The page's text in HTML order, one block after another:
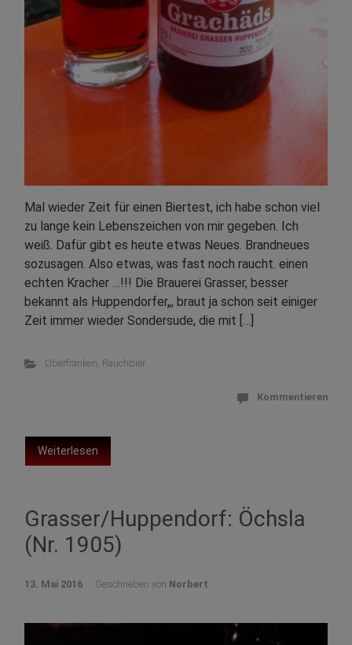
Mal wieder Zeit für einen Biertest, ich habe schon viel
zu lange kein Lebenszeichen von mir gegeben. Ich
weiß. Dafür gibt es heute etwas Neues. Brandneues
sozusagen. Also etwas, was fast noch raucht. einen
echten Kracher …!!! Die Brauerei Grasser, besser
bekannt als Huppendorfer„, braut ja schon seit einiger
Zeit immer wieder Sondersude, die mit […]
Oberfranken, Rauchbier
Kommentieren
Weiterlesen
Grasser/Huppendorf: Öchsla
(Nr. 1905)
13. Mai 2016 Geschrieben von Norbert